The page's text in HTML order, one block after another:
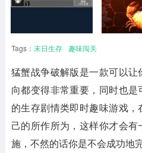
Tags： 末日生存 趣味闯关
猛蟹战争破解版是一款可以
向都变得非常重要，同时也
的生存剧情类即时趣味游戏
己的所作所为，这样你才会
施，不然的话你是不会成功地